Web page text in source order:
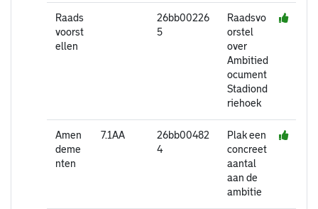
Raads
voorst
ellen
26bb00226
5
Raadsvo
orstel
over
Ambitied
ocument
Stadiond
riehoek
Amen
deme
nten
7.1AA
26bb00482
4
Plak een
concreet
aantal
aan de
ambitie